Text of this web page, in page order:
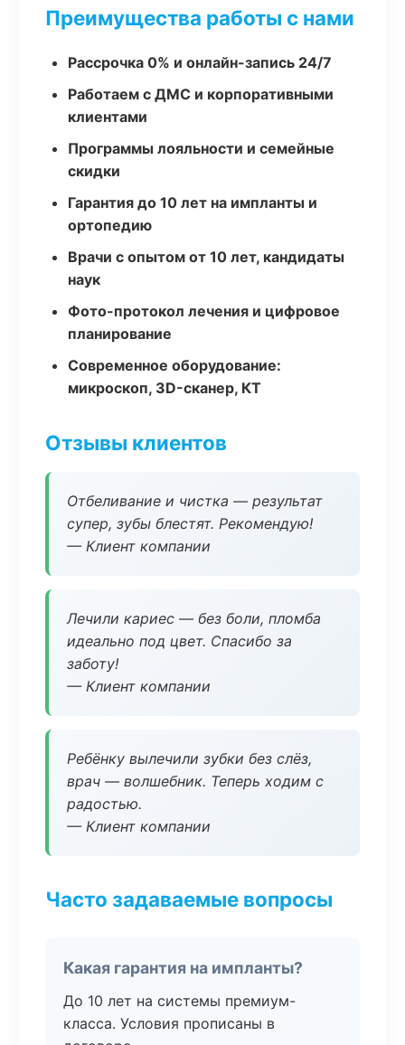
Преимущества работы с нами
Рассрочка 0% и онлайн-запись 24/7
Работаем с ДМС и корпоративными
клиентами
Программы лояльности и семейные
скидки
Гарантия до 10 лет на импланты и
ортопедию
Врачи с опытом от 10 лет, кандидаты
наук
Фото-протокол лечения и цифровое
планирование
Современное оборудование:
микроскоп, 3D-сканер, КТ
Отзывы клиентов
Отбеливание и чистка — результат
супер, зубы блестят. Рекомендую!
— Клиент компании
Лечили кариес — без боли, пломба
идеально под цвет. Спасибо за
заботу!
— Клиент компании
Ребёнку вылечили зубки без слёз,
врач — волшебник. Теперь ходим с
радостью.
— Клиент компании
Часто задаваемые вопросы
Какая гарантия на импланты?
До 10 лет на системы премиум-
класса. Условия прописаны в